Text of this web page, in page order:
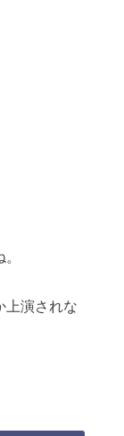
上演されな